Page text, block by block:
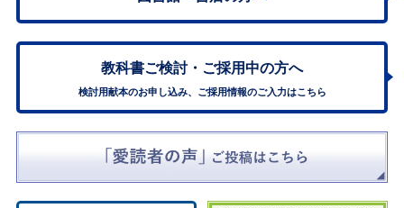
教科書ご検討・ ご採用中の方へ
検討用献本のお申し込み、ご採用情報のご入力はこちら